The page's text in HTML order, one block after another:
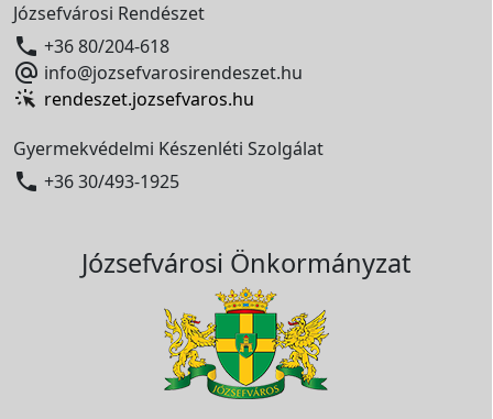
Józsefvárosi Rendészet
 +36 80/204-618
 info@jozsefvarosirendeszet.hu
rendeszet.jozsefvaros.hu
Gyermekvédelmi Készenléti Szolgálat
 +36 30/493-1925
Józsefvárosi Önkormányzat